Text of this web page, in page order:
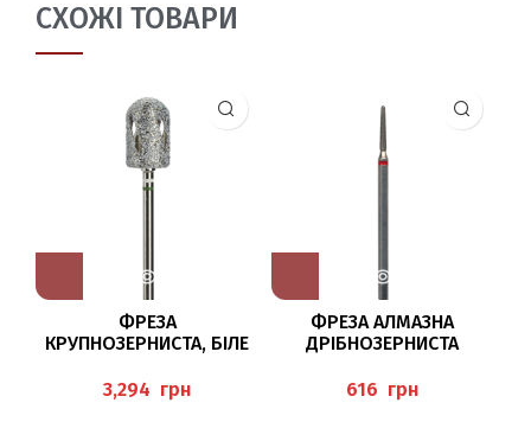
СХОЖІ ТОВАРИ
ФРЕЗА
КРУПНОЗЕРНИСТА, БІЛЕ
HT6880/100
HYBRIDTWISTER BUSCH
грн
ФРЕЗА АЛМАЗНА
ДРІБНОЗЕРНИСТА
грн